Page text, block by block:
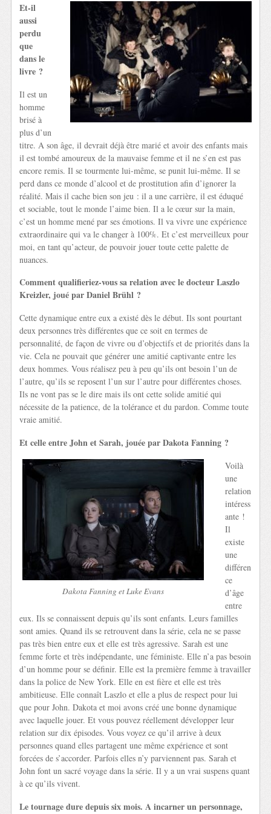
Et-il
aussi
perdu
que
dans le
livre ?
Il est un
homme
brisé à
plus d’un
titre. A son âge, il devrait déjà être marié et avoir des enfants mais
il est tombé amoureux de la mauvaise femme et il ne s’en est pas
encore remis. Il se tourmente lui-même, se punit lui-même. Il se
perd dans ce monde d’alcool et de prostitution afin d’ignorer la
réalité. Mais il cache bien son jeu : il a une carrière, il est éduqué
et sociable, tout le monde l’aime bien. Il a le cœur sur la main,
c’est un homme mené par ses émotions. Il va vivre une expérience
extraordinaire qui va le changer à 100%. Et c’est merveilleux pour
moi, en tant qu’acteur, de pouvoir jouer toute cette palette de
nuances.
Comment qualifieriez-vous sa relation avec le docteur Laszlo
Kreizler, joué par Daniel Brühl ?
Cette dynamique entre eux a existé dès le début. Ils sont pourtant
deux personnes très différentes que ce soit en termes de
personnalité, de façon de vivre ou d’objectifs et de priorités dans la
vie. Cela ne pouvait que générer une amitié captivante entre les
deux hommes. Vous réalisez peu à peu qu’ils ont besoin l’un de
l’autre, qu’ils se reposent l’un sur l’autre pour différentes choses.
Ils ne vont pas se le dire mais ils ont cette solide amitié qui
nécessite de la patience, de la tolérance et du pardon. Comme toute
vraie amitié.
Et celle entre John et Sarah, jouée par Dakota Fanning ?
Dakota Fanning et Luke Evans
Voilà
une
relation
intéress
ante !
Il
existe
une
différen
ce
d’âge
entre
eux. Ils se connaissent depuis qu’ils sont enfants. Leurs familles
sont amies. Quand ils se retrouvent dans la série, cela ne se passe
pas très bien entre eux et elle est très agressive. Sarah est une
femme forte et très indépendante, une féministe. Elle n’a pas besoin
d’un homme pour se définir. Elle est la première femme à travailler
dans la police de New York. Elle en est fière et elle est très
ambitieuse. Elle connaît Laszlo et elle a plus de respect pour lui
que pour John. Dakota et moi avons créé une bonne dynamique
avec laquelle jouer. Et vous pouvez réellement développer leur
relation sur dix épisodes. Vous voyez ce qu’il arrive à deux
personnes quand elles partagent une même expérience et sont
forcées de s’accorder. Parfois elles n’y parviennent pas. Sarah et
John font un sacré voyage dans la série. Il y a un vrai suspens quant
à ce qu’ils vivent.
Le tournage dure depuis six mois. A incarner un personnage,